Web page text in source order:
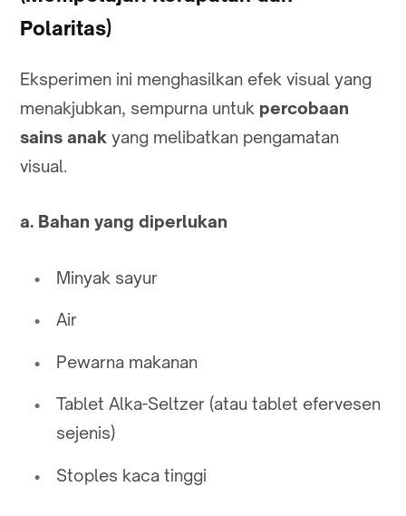
Polaritas)
Eksperimen ini menghasilkan efek visual yang
menakjubkan, sempurna untuk percobaan
sains anak yang melibatkan pengamatan
visual.
a. Bahan yang diperlukan
Minyak sayur
Air
Pewarna makanan
Tablet Alka-Seltzer (atau tablet efervesen
sejenis)
Stoples kaca tinggi